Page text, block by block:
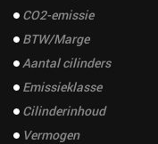
CO2-emissie
BTW/Marge
Aantal cilinders
Emissieklasse
Cilinderinhoud
Vermogen